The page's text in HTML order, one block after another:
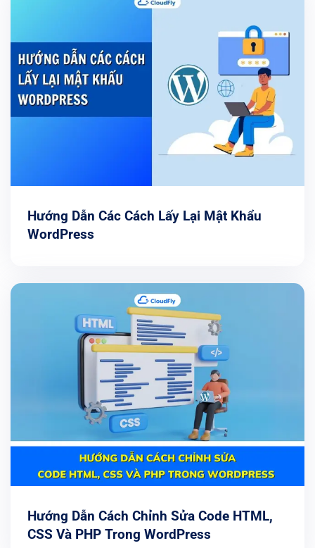
Hướng Dẫn Các Cách Lấy Lại Mật Khẩu
WordPress
Hướng Dẫn Cách Chỉnh Sửa Code HTML,
CSS Và PHP Trong WordPress